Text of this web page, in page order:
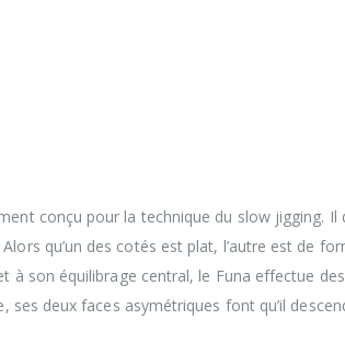
conçu pour la technique du slow jigging. Il
qu’un des cotés est plat, l’autre est de
à son équilibrage central, le Funa effectue
deux faces asymétriques font qu’il